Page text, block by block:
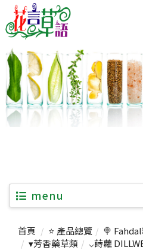
menu
首頁 ⭐ 產品總覽 🍭
▾芳香藥草類
⌵蒔蘿